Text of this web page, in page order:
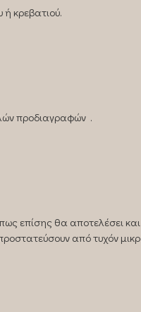
κρεβατιού.
προδιαγραφών .
επίσης θα αποτελέσει
από τυχόν